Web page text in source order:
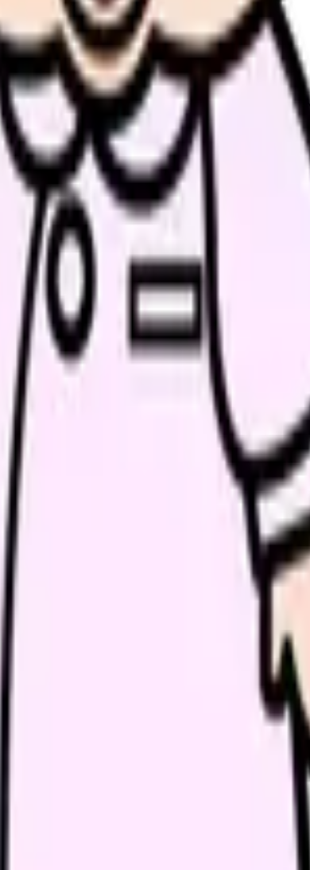
べられます。
前に確認したい不安を分けて整理してみてください
に直せます
安を減らす求人票へ改善します。
間から、次に見るべき記事と相談先を出します。
を整理します。 給料コンパスで比較する地
場だけの問題か確かめられます。